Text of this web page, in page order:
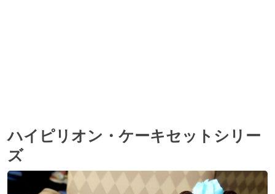
ハイピリオン・ケーキセットシリー
ズ